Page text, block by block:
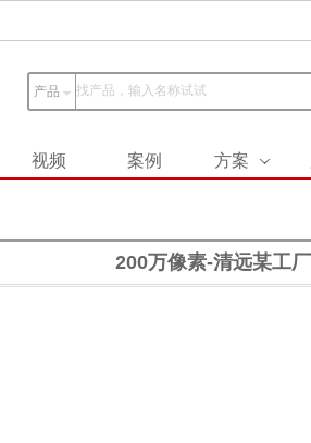
产品
视频 案例 方案
200万像素-清远某工